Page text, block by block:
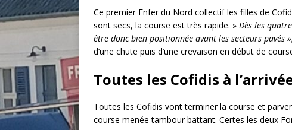
Ce premier Enfer du Nord collectif les filles de
sont secs, la course est très rapide. » Dès les
être donc bien positionnée avant les secteurs pavés »,
d’une chute puis d’une crevaison en début de
Toutes les Cofidis à
Toutes les Cofidis vont terminer la course et
course menée tambour battant. Certes les deux